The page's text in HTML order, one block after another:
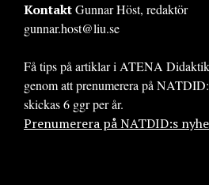
KontaktGunnar Höst, redaktör
gunnar.host@liu.se
Få tips på artiklar i ATENA Didaktik
genom att prenumerera på
skickas 6 ggr per år.
Prenumerera på NATDID:s